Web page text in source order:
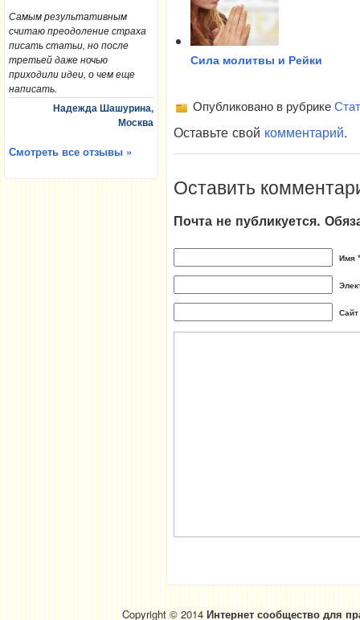
Самым результативным
считаю преодоление страха
писать статьи, но после
третьей даже ночью
приходили идеи, о чем еще
написать.
Надежда Шашурина,
Москва
Смотреть все отзывы »
Сила молитвы и Рейки
Опубликовано в рубрике
Оставьте свой комментарий.
Оставить
Почта не публикуется.
Имя *
Сайт
Copyright © 2014 Интернет сообщество для